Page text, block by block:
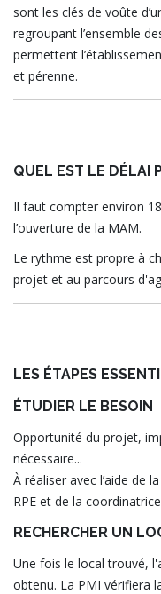
sont les clés de voûte
regroupant l’ensemble
permettent
et pérenne.
QUEL EST LE DÉLAI
Il faut compter environ
l’ouverture de la MAM.
Le rythme est propre à
projet et au parcours
LES ÉTAPES
ÉTUDIER LE BESOIN
Opportunité du projet,
nécessaire...
À réaliser avec l’aide de
RPE et de la
RECHERCHER UN
Une fois le local trouvé,
obtenu. La PMI vérifiera